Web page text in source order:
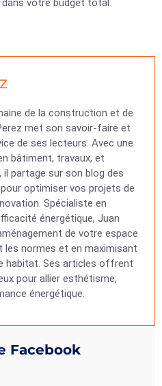
Facebook
votre budget total.
de la construction et de
met son savoir-faire et
de ses lecteurs. Avec une
bâtiment, travaux, et
partage sur son blog des
optimiser vos projets de
Spécialiste en
énergétique, Juan
de votre espace
normes et en maximisant
habitat. Ses articles offrent
pour allier esthétisme,
énergétique.